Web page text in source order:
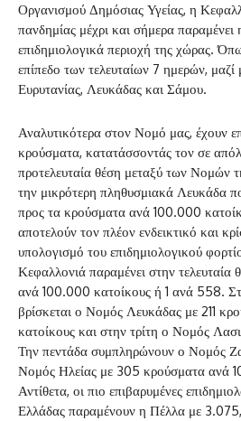
Οργανισμού Δημόσιας Υγείας, η
πανδημίας μέχρι και σήμερα
επιδημιολογικά περιοχή της χώρας.
επίπεδο των τελευταίων 7 ημερών,
Ευρυτανίας, Λευκάδας και Σάμου.
Αναλυτικότερα στον Νομό μας, έχουν
κρούσματα, κατατάσσοντάς τον σε
προτελευταία θέση μεταξύ των Νομών
την μικρότερη πληθυσμιακά Λευκάδα
προς τα κρούσματα ανά 100.000
αποτελούν τον πλέον ενδεικτικό και
υπολογισμό του επιδημιολογικού
Κεφαλλονιά παραμένει στην τελευταία
ανά 100.000 κατοίκους ή 1 ανά 558.
βρίσκεται ο Νομός Λευκάδας με 211
κατοίκους και στην τρίτη ο Νομός
Την πεντάδα συμπληρώνουν ο Νομός
Νομός Ηλείας με 305 κρούσματα ανά
Αντίθετα, οι πιο επιβαρυμένες
Ελλάδας παραμένουν η Πέλλα με